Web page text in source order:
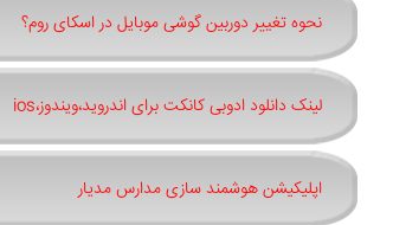
نحوه تغییر دوربین گوشی موبایل در اسکای روم؟
لینک دانلود ادوبی کانکت برای اندروید،ویندوز،ios
اپلیکیشن هوشمند سازی مدارس مدیار